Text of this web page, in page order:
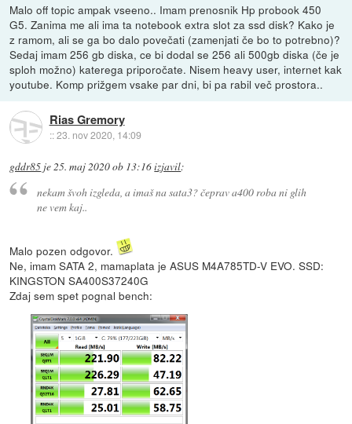
Malo off topic ampak vseeno.. Imam prenosnik Hp probook 450
G5. Zanima me ali ima ta notebook extra slot za ssd disk? Kako je
z ramom, ali se ga bo dalo povečati (zamenjati če bo to potrebno)?
Sedaj imam 256 gb diska, ce bi dodal se 256 ali 500gb diska (če je
sploh možno) katerega priporočate. Nisem heavy user, internet kak
youtube. Komp prižgem vsake par dni, bi pa rabil več prostora..
Rias Gremory
::23. nov 2020, 14:09
gddr85 je 25. maj 2020 ob 13:16izjavil:
nekam švoh izgleda, a imaš na sata3? čeprav a400 roba ni glih
ne vem kaj..
Malo pozen odgovor.
Ne, imam SATA 2, mamaplata je ASUS M4A785TD-V EVO. SSD:
KINGSTON SA400S37240G
Zdaj sem spet pognal bench: